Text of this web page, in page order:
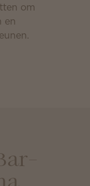
om
en